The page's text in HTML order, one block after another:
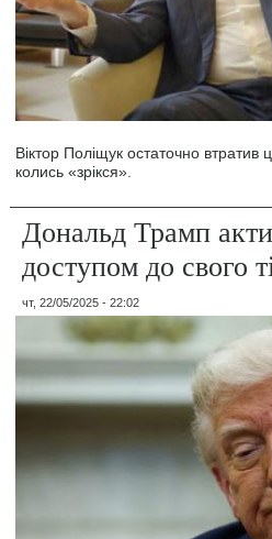
Віктор Поліщук остаточно втратив
колись «зрікся».
Дональд Трамп
доступом до свого
чт, 22/05/2025 - 22:02